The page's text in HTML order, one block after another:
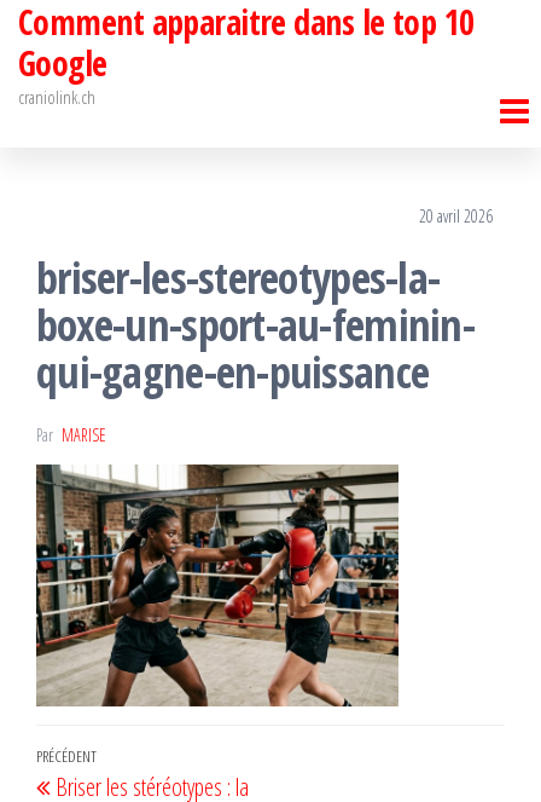
Passer
contenu
Comment apparaitre dans le top 10
Google
craniolink.ch
20 avril 2026
briser-les-stereotypes-la-
boxe-un-sport-au-feminin-
qui-gagne-en-puissance
Par MARISE
Navigation
Article
PRÉCÉDENT
Briser les stéréotypes : la